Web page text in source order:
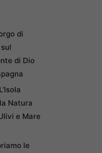
di
di Dio
Natura
e Mare
le